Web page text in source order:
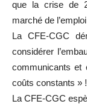
que la crise de
marché de
La CFE-CGC
considérer
communicants
coûts constants » !
La CFE-CGC